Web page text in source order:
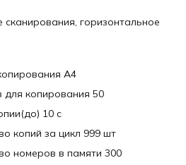
горизонтальное
A4
копирования 50
10 с
копий за цикл 999 шт
номеров в памяти 300